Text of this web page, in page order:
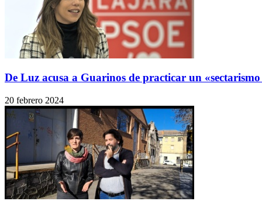
De Luz acusa a Guarinos de practicar un
20 febrero 2024